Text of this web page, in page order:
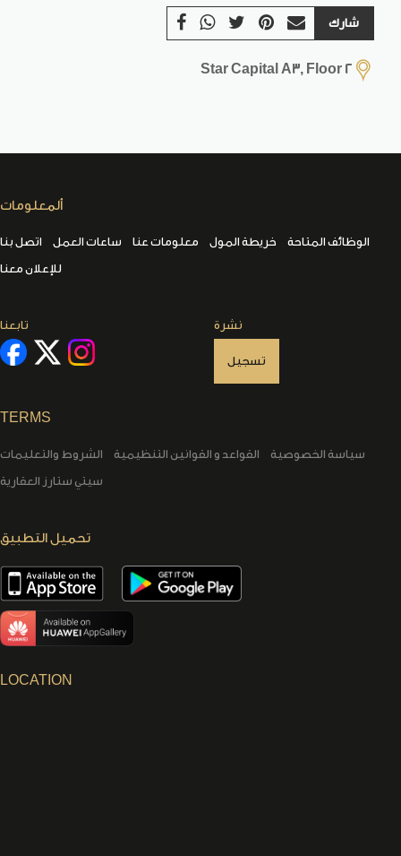
شارك
Star Capital A3, Floor 2
ألمعلومات
اتصل بنا ساعات العمل معلومات عنا خريطة المول
الوظائف المتاحة
للإعلان معنا
تابعنا نشرة
تسجيل
TERMS
الشروط والتعليمات القواعد و القوانين التنظيمية
سياسة الخصوصية
سيتي ستارز العقارية
تحميل التطبيق
LOCATION